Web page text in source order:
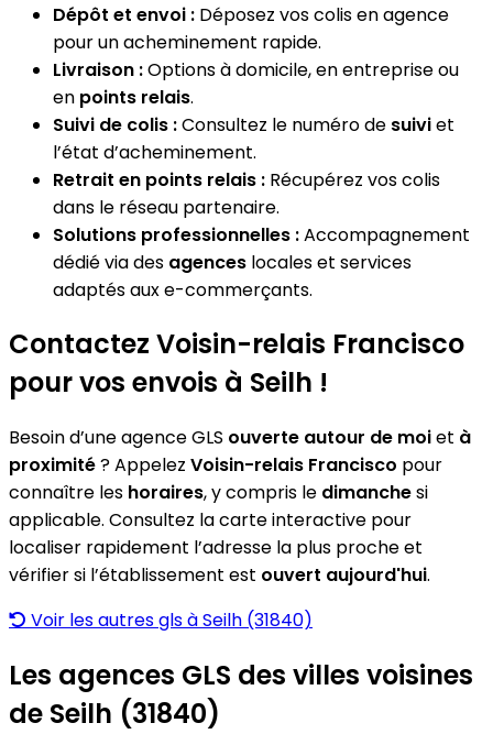
Dépôt et envoi : Déposez vos colis en agence
pour un acheminement rapide.
Livraison :Options à domicile, en entreprise ou
en points relais.
Suivi de colis :Consultez le numéro de suiviet
l’état d’acheminement.
Retrait en points relais : Récupérez vos colis
dans le réseau partenaire.
Solutions professionnelles :Accompagnement
dédié via des agences locales et services
adaptés aux e-commerçants.
Contactez Voisin-relais Francisco
pour vos envois à Seilh !
Besoin d’une agence GLS ouverte autour de moiet à
proximité? Appelez Voisin-relais Francisco pour
connaître les horaires, y compris le dimanchesi
applicable. Consultez la carte interactive pour
localiser rapidement l’adresse la plus proche et
vérifier si l’établissement est ouvert aujourd'hui.
Voir les autres gls à Seilh (31840)
Les agences GLS des villes voisines
de Seilh (31840)